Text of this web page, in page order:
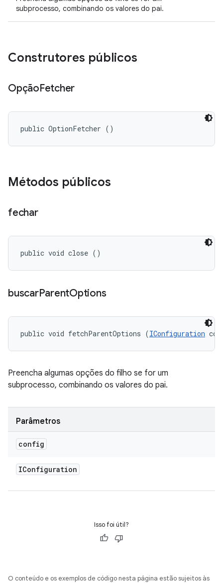
subprocesso, combinando os valores do pai.
Construtores públicos
OpçãoFetcher
public OptionFetcher ()
Métodos públicos
fechar
public void close ()
buscarParentOptions
public void fetchParentOptions (IConfiguration
Preencha algumas opções do filho se for um
subprocesso, combinando os valores do pai.
Parâmetros
config
IConfiguration
Isso foi útil?
O conteúdo e os exemplos de código nesta página estão sujeitos às